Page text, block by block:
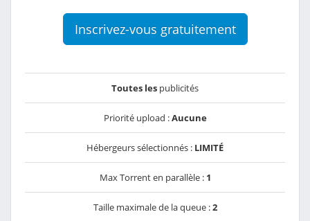
Inscrivez-vous gratuitement
Toutes les publicités
Priorité upload :Aucune
Hébergeurs sélectionnés : LIMITÉ
Max Torrent en parallèle : 1
Taille maximale de la queue :2